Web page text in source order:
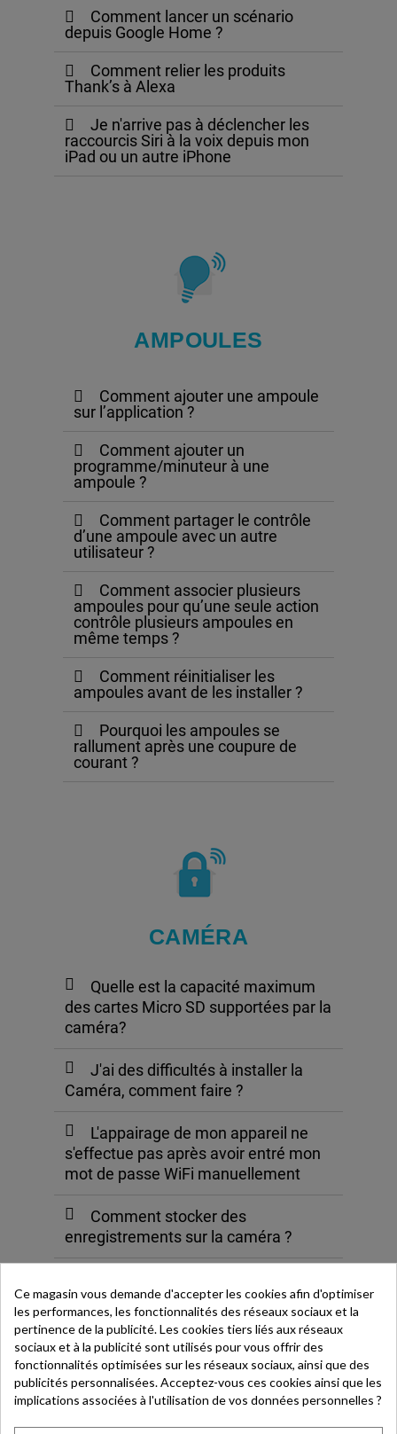
Comment lancer un scénario
depuis Google Home ?
Comment relier les produits
Thank’s à Alexa
Je n'arrive pas à déclencher les
raccourcis Siri à la voix depuis mon
iPad ou un autre iPhone
AMPOULES
Comment ajouter une ampoule
sur l’application ?
Comment ajouter un
programme/minuteur à une
ampoule ?
Comment partager le contrôle
d’une ampoule avec un autre
utilisateur ?
Comment associer plusieurs
ampoules pour qu’une seule action
contrôle plusieurs ampoules en
même temps ?
Comment réinitialiser les
ampoules avant de les installer ?
Pourquoi les ampoules se
rallument après une coupure de
courant ?
CAMÉRA
Quelle est la capacité maximum
des cartes Micro SD supportées par la
caméra?
J'ai des difficultés à installer la
Caméra, comment faire ?
L'appairage de mon appareil ne
s'effectue pas après avoir entré mon
mot de passe WiFi manuellement
Comment stocker des
enregistrements sur la caméra ?
la caméra connecté Thank's avec un
autre utilisateur ?
La caméra n'arrive pas à se
connecter à l'application Thank’s
Ce magasin vous demande d'accepter les cookies afin d'optimiser
les performances, les fonctionnalités des réseaux sociaux et la
pertinence de la publicité. Les cookies tiers liés aux réseaux
sociaux et à la publicité sont utilisés pour vous offrir des
fonctionnalités optimisées sur les réseaux sociaux, ainsi que des
publicités personnalisées. Acceptez-vous ces cookies ainsi que les
implications associées à l'utilisation de vos données personnelles ?